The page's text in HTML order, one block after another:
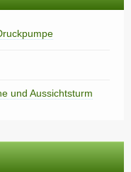
und Aussichtsturm